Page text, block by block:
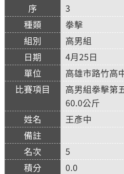
3
拳擊
高男組
4月25日
高雄市路竹高
高男組拳擊第
60.0公斤
王彥中
5
0.0